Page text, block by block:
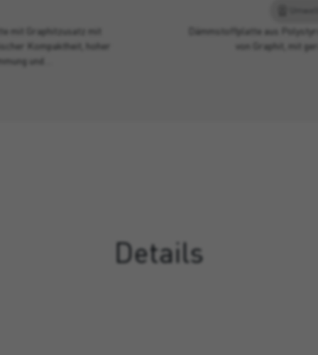
mit Graphitzusatz mit
Kompaktheit, hoher
und…
Dämmstoffplatte aus
von Graphit, mit
Details